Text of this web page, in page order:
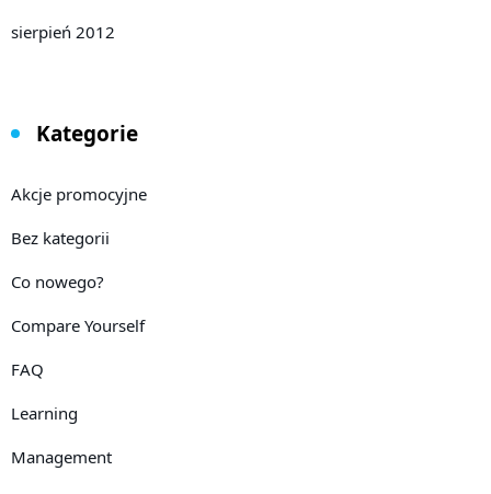
sierpień 2012
Kategorie
Akcje promocyjne
Bez kategorii
Co nowego?
Compare Yourself
FAQ
Learning
Management